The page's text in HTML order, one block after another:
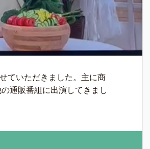
ていただきました。主に商
通販番組に出演してきまし